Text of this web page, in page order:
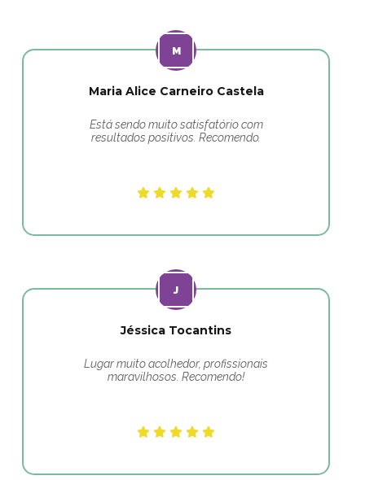
Maria Alice Carneiro Castela
Está sendo muito satisfatório com
resultados positivos. Recomendo.
Jéssica Tocantins
Lugar muito acolhedor, profissionais
maravilhosos. Recomendo!